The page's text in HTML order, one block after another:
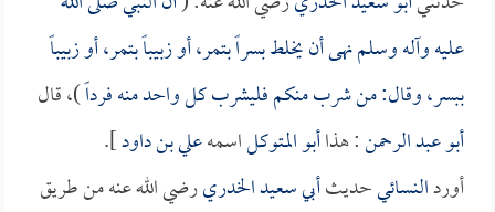
عليه وآله وسلم نهى أن يخلط بسراً بتمر، أو زبيباً بتمر، أو زبيباً
ببسر، وقال: من شرب منكم فليشرب كل واحد منه فرداً)، قال
أبو عبد الرحمن: هذاأبو المتوكلاسمهعلي بن داود].
أوردالنسائيحديثأبي سعيد الخدريرضي الله عنه من طريق